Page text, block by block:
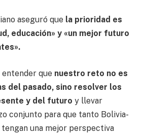
aseguró que la prioridad es
educación» y «un mejor futuro
entender que nuestro reto no es
del pasado, sino resolver los
y del futuro y llevar
conjunto para que tanto Bolivia-
una mejor perspectiva